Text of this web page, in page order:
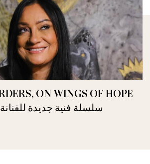
ON WINGS OF HOPE
سلسلة فنية جديدة